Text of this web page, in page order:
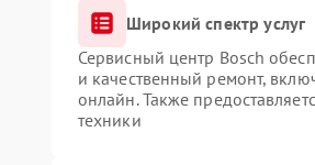
Широкий спектр услуг
Сервисный центр Bosch
и качественный ремонт,
онлайн. Также
техники